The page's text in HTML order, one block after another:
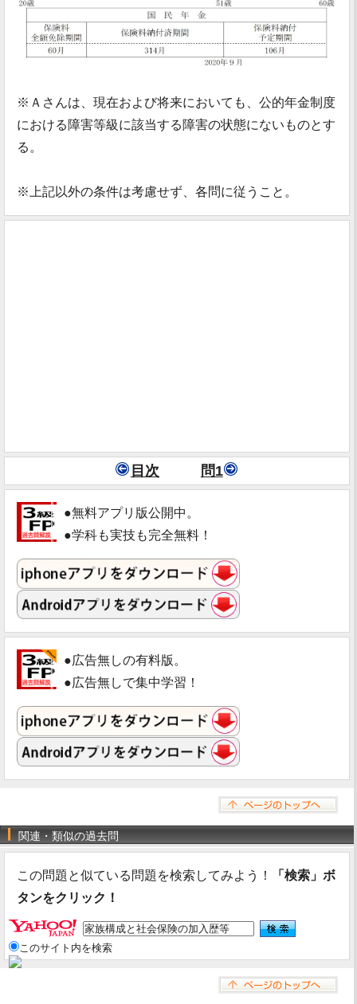
※Ａさんは、現在および将来においても、公的年金制度
における障害等級に該当する障害の状態にないものとす
る。
※上記以外の条件は考慮せず、各問に従うこと。
目次 問1
●無料アプリ版公開中。
●学科も実技も完全無料！
●広告無しの有料版。
●広告無しで集中学習！
関連・類似の過去問
この問題と似ている問題を検索してみよう！
「検索」ボ
タンをクリック！
このサイト内を検索